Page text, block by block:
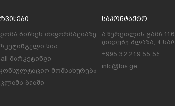
ბიზნეს ინფორმაციაზე
სია
მარკეტინგი
მომსახურება
ბიაში
Საკონტაქტო
ა.წერეთლის გამზ.116,
დიდუბე პლაზა, 4
+995 32 219 55 55
info@bia.ge